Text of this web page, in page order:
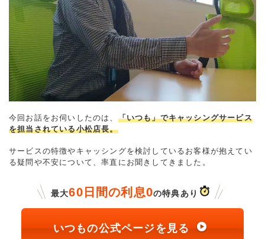
今回お話をお伺いしたのは、 「いつも」でキャッシングサービス
を担当されている小松店長。
サービスの特徴やキャッシングを検討しているお客様が抱えてい
る疑問や不安について、率直にお聞きしてきました。
最大60日間の利息0の特典あり
いつもの公式ページを見る